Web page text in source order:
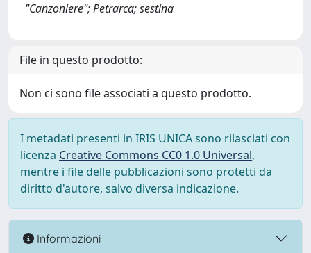
"Canzoniere"; Petrarca; sestina
File in questo prodotto:
Non ci sono file associati a questo prodotto.
I metadati presenti in IRIS UNICA sono rilasciati con
licenza Creative Commons CC0 1.0 Universal,
mentre i file delle pubblicazioni sono protetti da
diritto d'autore, salvo diversa indicazione.
Informazioni